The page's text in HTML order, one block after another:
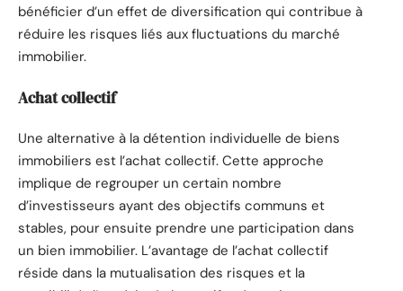
bénéficier d’un effet de diversification qui contribue à
réduire les risques liés aux fluctuations du marché
immobilier.
Achat collectif
Une alternative à la détention individuelle de biens
immobiliers est l’achat collectif. Cette approche
implique de regrouper un certain nombre
d’investisseurs ayant des objectifs communs et
stables, pour ensuite prendre une participation dans
un bien immobilier. L’avantage de l’achat collectif
réside dans la mutualisation des risques et la